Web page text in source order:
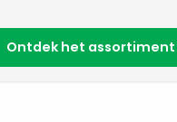
Ontdek het assortiment